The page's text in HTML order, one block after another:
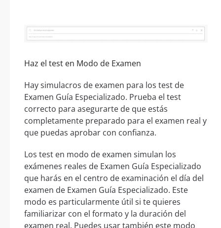
Haz el test en Modo de Examen
Hay simulacros de examen para los test de
Examen Guía Especializado. Prueba el test
correcto para asegurarte de que estás
completamente preparado para el examen real y
que puedas aprobar con confianza.
Los test en modo de examen simulan los
exámenes reales de Examen Guía Especializado
que harás en el centro de examinación el día del
examen de Examen Guía Especializado. Este
modo es particularmente útil si te quieres
familiarizar con el formato y la duración del
examen real. Puedes usar también este modo